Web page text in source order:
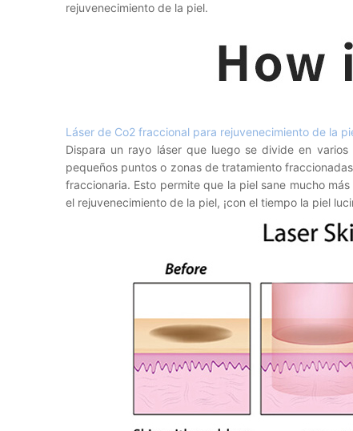
rejuvenecimiento de la piel.
Láser de Co2 fraccional para rejuvenecimiento de la
Dispara un rayo láser que luego se divide en
pequeños puntos o zonas de tratamiento
fraccionaria. Esto permite que la piel sane mucho
el rejuvenecimiento de la piel, ¡con el tiempo la piel